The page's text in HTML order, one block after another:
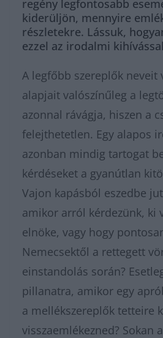
regény legfontosabb
kiderüljön, mennyire
részletekre. Lássuk,
ezzel az irodalmi
A legfőbb szereplők neveit
alapjait valószínűleg a
azonnal rávágja, hiszen a
felejthetetlen. Egy alapos
azonban mindig tartogat
kérdéseket a gyanútlan
Vajon kapásból eszedbe
amikor arról kérdezünk, ki
elnöke, vagy hogy
Nemecsektől a rettegett
einstandolás során?
pillanatra, amikor egy
a mellékszereplők tetteire
visszaemlékezned? Sokan